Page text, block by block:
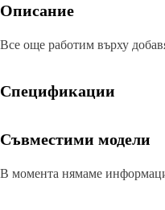
Описание
Все още работим върху
Спецификации
Съвместими модели
В момента нямаме